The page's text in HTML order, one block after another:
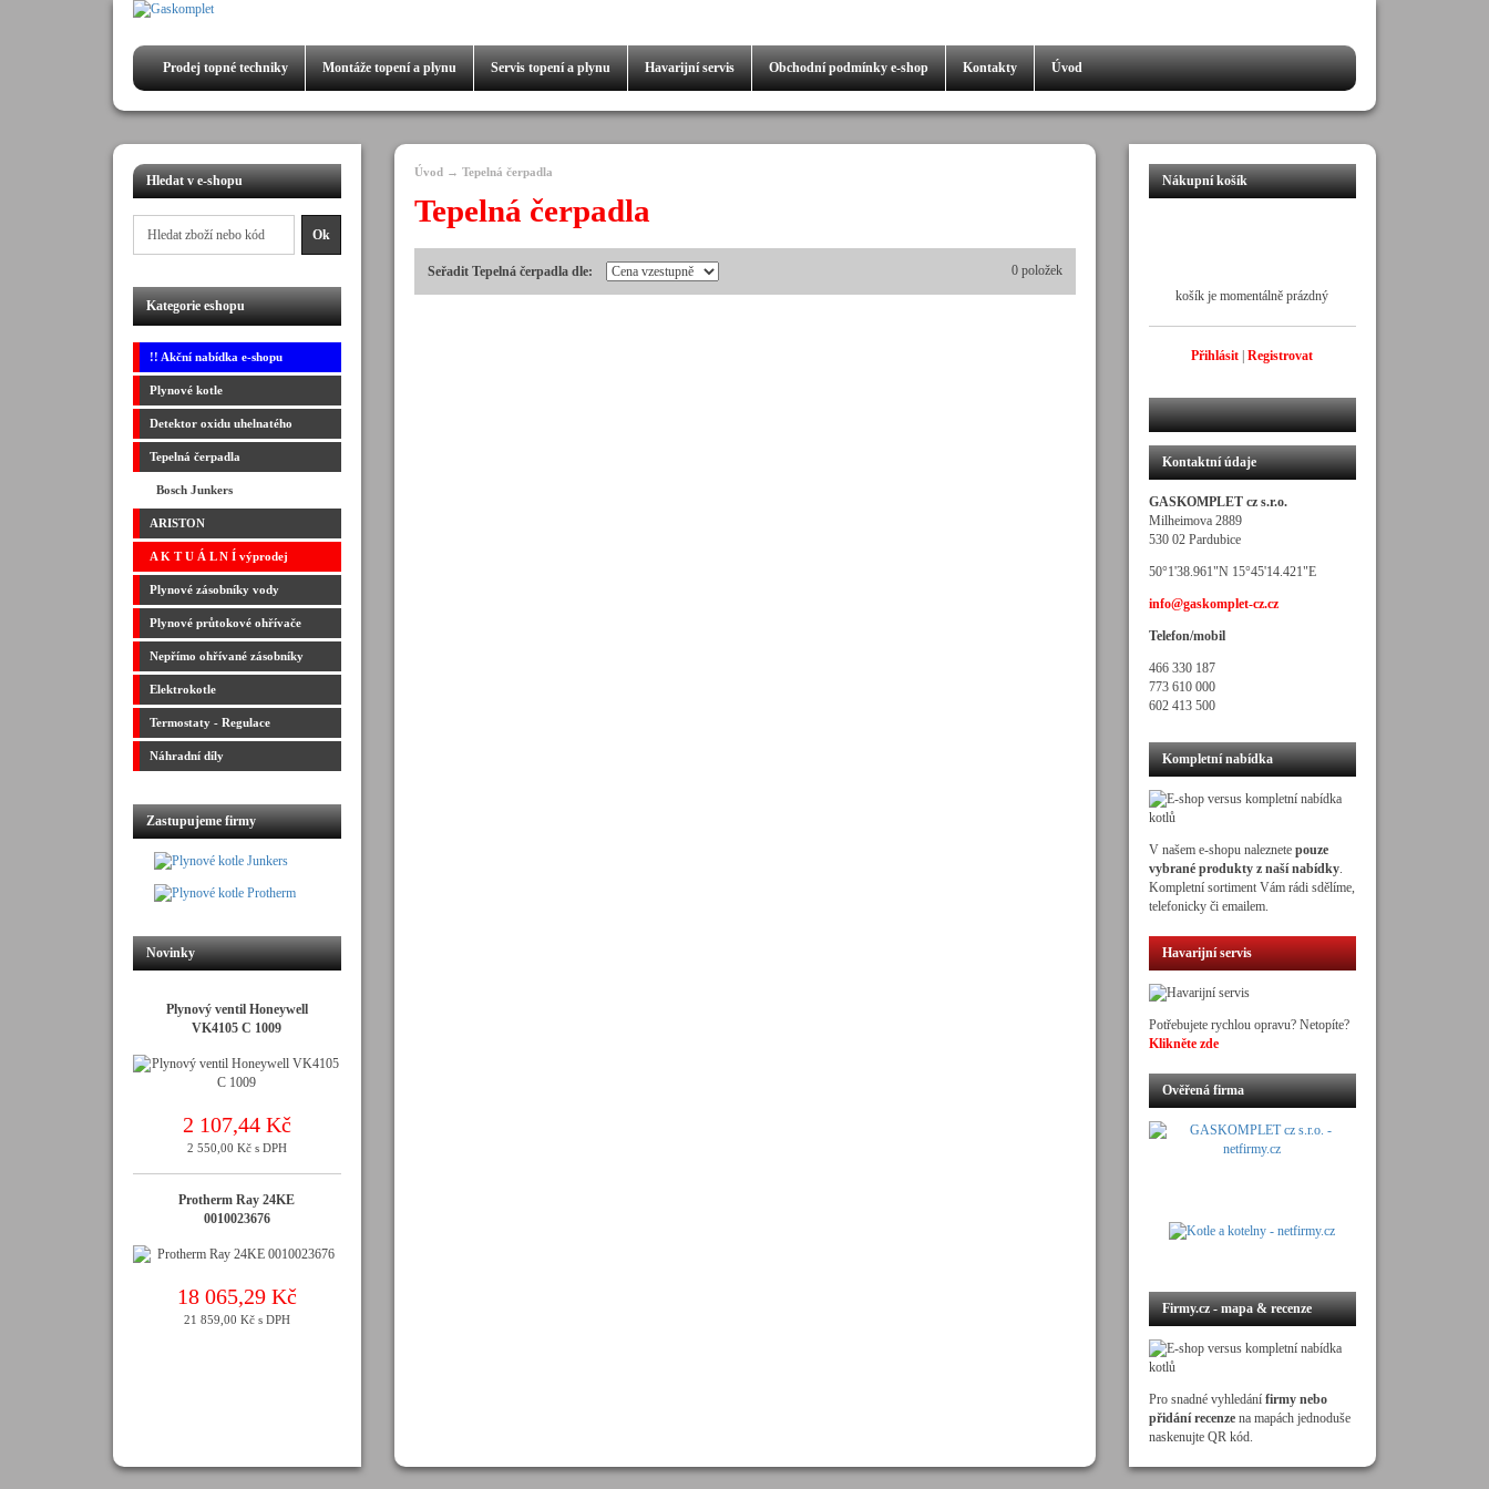
košík je momentálně prázdný
Přihlásit |Registrovat
Prodej topné techniky Montáže topení a plynu Servis topení a plynu Havarijní servis Obchodní podmínky e-shop Kontakty Úvod
Hledat v e-shopu
Kategorie eshopu
!! Akční nabídka e-shopu
Plynové kotle
Detektor oxidu uhelnatého
Tepelná čerpadla
Bosch Junkers
ARISTON
A K T U Á L N Í výprodej
Plynové zásobníky vody
Plynové průtokové ohřívače
Nepřímo ohřívané zásobníky
Elektrokotle
Termostaty - Regulace
Náhradní díly
Zastupujeme firmy
Novinky
Plynový ventil Honeywell
VK4105 C 1009
2 107,44 Kč
2 550,00 Kč s DPH
Protherm Ray 24KE
0010023676
18 065,29 Kč
21 859,00 Kč s DPH
Úvod→ Tepelná čerpadla
Tepelná čerpadla
seřadit Tepelná čerpadla dle: 0 položek
Nákupní košík
Kontaktní údaje
GASKOMPLET cz s.r.o.
Milheimova 2889
530 02 Pardubice
50°1'38.961"N 15°45'14.421"E
info@gaskomplet-cz.cz
Telefon/mobil
466 330 187
773 610 000
602 413 500
Kompletní nabídka
V našem e-shopu naleznete pouze
vybrané produkty z naší nabídky.
Kompletní sortiment Vám rádi sdělíme,
telefonicky či emailem.
Havarijní servis
Potřebujete rychlou opravu? Netopíte?
Klikněte zde
Ověřená firma
Firmy.cz - mapa & recenze
Pro snadné vyhledání firmy nebo
přidání recenzena mapách jednoduše
naskenujte QR kód.